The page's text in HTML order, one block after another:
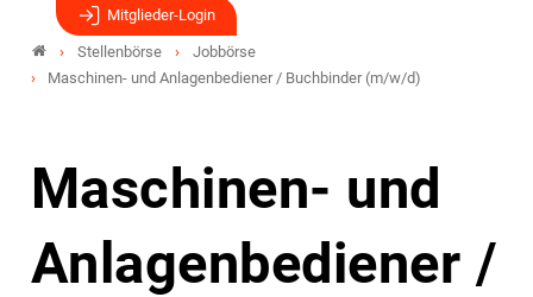
Mitglieder-Login
Stellenbörse
Jobbörse
Maschinen- und Anlagenbediener / Buchbinder (m/w/d)
Maschinen- und
Anlagenbediener /